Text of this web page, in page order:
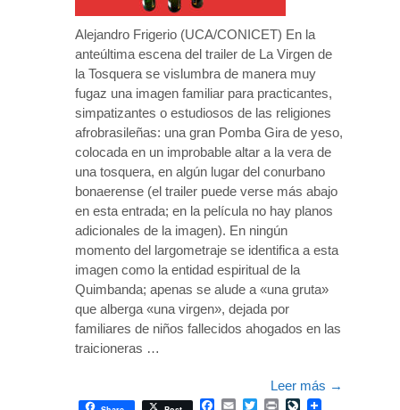
Alejandro Frigerio (UCA/CONICET) En la
anteúltima escena del trailer de La Virgen de
la Tosquera se vislumbra de manera muy
fugaz una imagen familiar para practicantes,
simpatizantes o estudiosos de las religiones
afrobrasileñas: una gran Pomba Gira de yeso,
colocada en un improbable altar a la vera de
una tosquera, en algún lugar del conurbano
bonaerense (el trailer puede verse más abajo
en esta entrada; en la película no hay planos
adicionales de la imagen). En ningún
momento del largometraje se identifica a esta
imagen como la entidad espiritual de la
Quimbanda; apenas se alude a «una gruta»
que alberga «una virgen», dejada por
familiares de niños fallecidos ahogados en las
traicioneras …
Leer más →
Facebook
EmailTwitterPrintLiveJournal